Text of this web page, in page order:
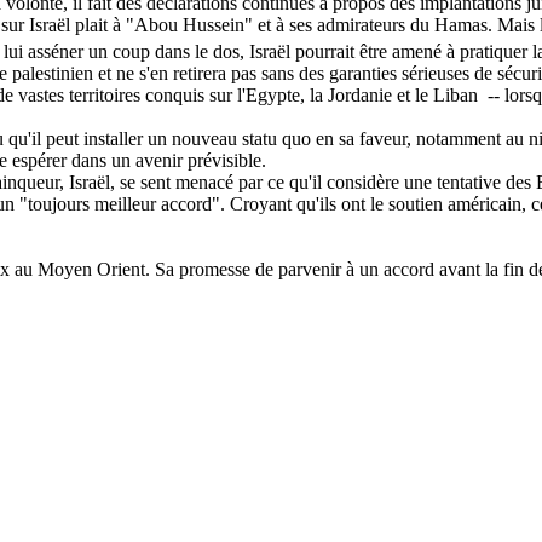
Israël plait à "Abou Hussein" et à ses admirateurs du Hamas.
asséner un coup dans le dos, Israël pourrait être amené à pratiquer
et ne s'en retirera pas sans des garanties sérieuses de
vastes territoires conquis sur l'Egypte, la Jordanie et le Liban --
peut installer un nouveau statu quo en sa faveur, notamment au
dans un avenir prévisible.
Israël, se sent menacé par ce qu'il considère une tentative
"toujours meilleur accord". Croyant qu'ils ont le soutien américain,
Moyen Orient. Sa promesse de parvenir à un accord avant la fin